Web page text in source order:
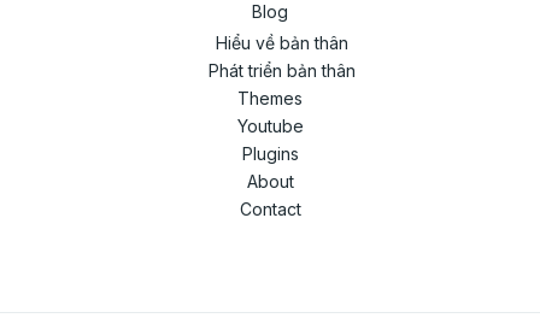
Blog
Hiểu về bản thân
Phát triển bản thân
Themes
Youtube
Plugins
About
Contact